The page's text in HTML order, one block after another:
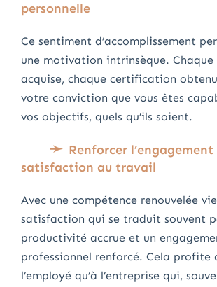
personnelle
Ce sentiment d’accomplissement
une motivation intrinsèque. Chaque
acquise, chaque certification
votre conviction que vous êtes
vos objectifs, quels qu’ils soient.
Renforcer
satisfaction au travail
Avec une compétence renouvelée
satisfaction qui se traduit souvent
productivité accrue et un
professionnel renforcé. Cela profite
l’employé qu’à l’entreprise qui,